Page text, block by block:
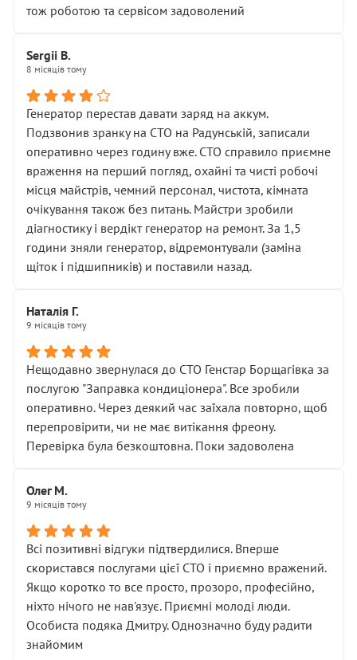
тож роботою та сервісом задоволений
Sergii B.
8 місяців тому
Генератор перестав давати заряд на аккум.
Подзвонив зранку на СТО на Радунській, записали
оперативно через годину вже. СТО справило приємне
враження на перший погляд, охайні та чисті робочі
місця майстрів, чемний персонал, чистота, кімната
очікування також без питань. Майстри зробили
діагностику і вердікт генератор на ремонт. За 1,5
години зняли генератор, відремонтували (заміна
щіток і підшипників) и поставили назад.
Наталія Г.
9 місяців тому
Нещодавно звернулася до СТО Генстар Борщагівка за
послугою "Заправка кондиціонера". Все зробили
оперативно. Через деякий час заїхала повторно, щоб
перепровірити, чи не має витікання фреону.
Перевірка була безкоштовна. Поки задоволена
Олег М.
9 місяців тому
Всі позитивні відгуки підтвердилися. Вперше
скористався послугами цієї СТО і приємно вражений.
Якщо коротко то все просто, прозоро, професійно,
ніхто нічого не нав'язує. Приємні молоді люди.
Особиста подяка Дмитру. Однозначно буду радити
знайомим